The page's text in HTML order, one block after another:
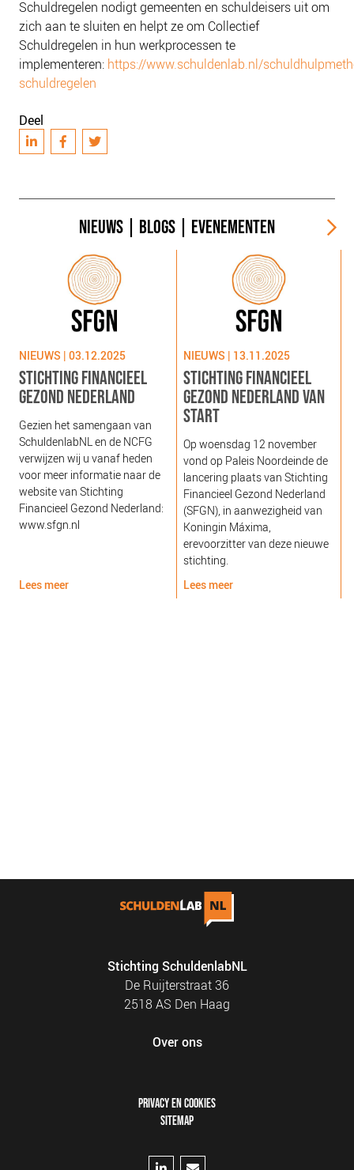
Schuldregelen nodigt gemeenten en schuldeisers uit om
zich aan te sluiten en helpt ze om Collectief
Schuldregelen in hun werkprocessen te
implementeren: https://www.schuldenlab.nl/
schuldregelen
Deel
NIEUWS BLOGS EVENEMENTEN
NIEUWS | 03.12.2025
STICHTING FINANCIEEL
GEZOND NEDERLAND
Gezien het samengaan van
SchuldenlabNL en de NCFG
verwijzen wij u vanaf heden
voor meer informatie naar de
website van Stichting
Financieel Gezond Nederland:
www.sfgn.nl
Lees meer
NIEUWS | 13.11.2025
STICHTING FINANCIEEL
GEZOND NEDERLAND VAN
START
Op woensdag 12 november
vond op Paleis Noordeinde de
lancering plaats van Stichting
Financieel Gezond Nederland
(SFGN), in aanwezigheid van
Koningin Máxima,
erevoorzitter van deze nieuwe
stichting.
Lees meer
Stichting SchuldenlabNL
De Ruijterstraat 36
2518 AS Den Haag
Over ons
PRIVACY EN COOKIES
SITEMAP